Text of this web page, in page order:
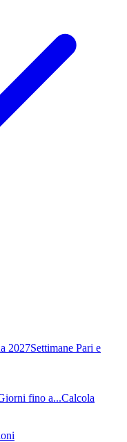
2027Settimane Pari e
fino a...Calcola